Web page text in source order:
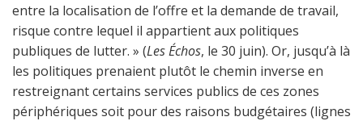
entre la localisation de l’offre et la demande de travail,
risque contre lequel il appartient aux politiques
publiques de lutter. » (Les Échos, le 30 juin). Or, jusqu’à là
les politiques prenaient plutôt le chemin inverse en
restreignant certains services publics de ces zones
périphériques soit pour des raisons budgétaires (lignes